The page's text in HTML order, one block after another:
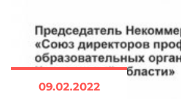
09.02.2022